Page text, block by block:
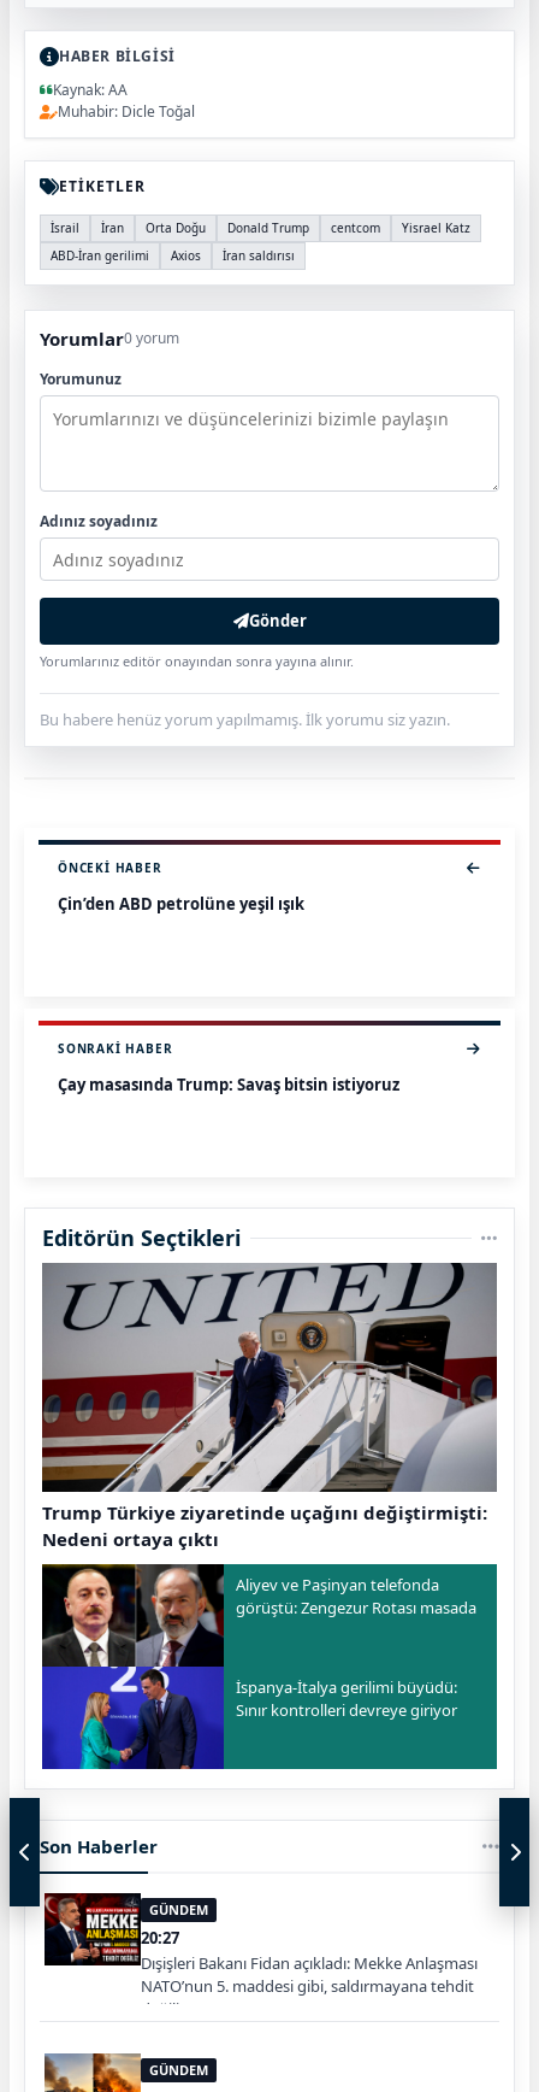
HABER BİLGİSİ
Kaynak: AA
Muhabir: Dicle Toğal
ETİKETLER
İsrail İran Orta Doğu Donald Trump centcom
Yisrael Katz
ABD-İran gerilimi
Axios İran saldırısı
Yorumlar0 yorum
Yorumunuz
Adınız soyadınız
Gönder
Yorumlarınız editör onayından sonra yayına alınır.
Bu habere henüz yorum yapılmamış. İlk yorumu siz yazın.
ÖNCEKI HABER
Çin’den ABD petrolüne yeşil ışık
SONRAKI HABER
Çay masasında Trump: Savaş bitsin istiyoruz
Editörün Seçtikleri
Trump Türkiye ziyaretinde uçağını değiştirmişti:
Nedeni ortaya çıktı
Aliyev ve Paşinyan telefonda
görüştü: Zengezur Rotası masada
İspanya-İtalya gerilimi büyüdü:
Sınır kontrolleri devreye giriyor
Son Haberler
GÜNDEM
20:27
Dışişleri Bakanı Fidan açıkladı: Mekke Anlaşması
NATO’nun 5. maddesi gibi, saldırmayana tehdit
değiliz
GÜNDEM